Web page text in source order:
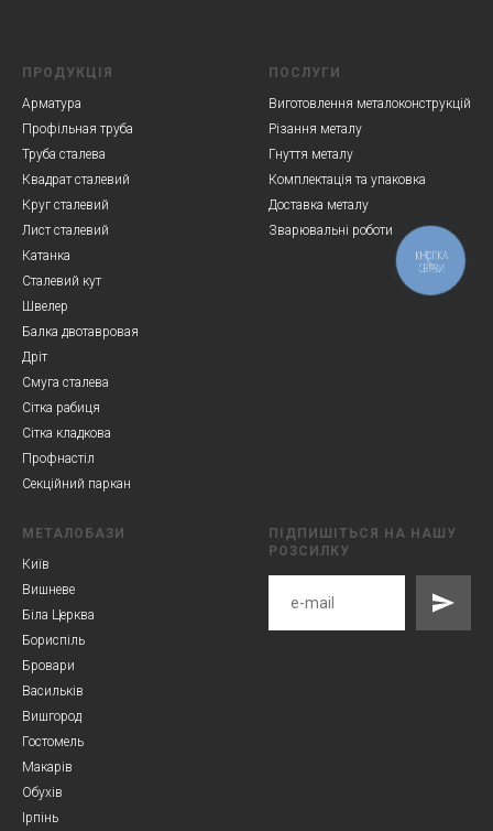
ПРОДУКЦІЯ
Арматура
Профільная труба
Труба сталева
Квадрат сталевий
Круг сталевий
Лист сталевий
Катанка
Сталевий кут
Швелер
Балка двотавровая
Дріт
Смуга сталева
Сітка рабиця
Сітка кладкова
Профнастіл
Секційний паркан
ПОСЛУГИ
Виготовлення металоконструкцій
Різання металу
Гнуття металу
Комплектація та упаковка
Доставка металу
Зварювальні роботи
МЕТАЛОБАЗИ
Київ
Вишневе
Біла Церква
Бориспіль
Бровари
Васильків
Вишгород
Гостомель
Макарів
Обухів
Ірпінь
ПІДПИШІТЬСЯ НА НАШУ
РОЗСИЛКУ
КНОПКА
СВЯЗИ